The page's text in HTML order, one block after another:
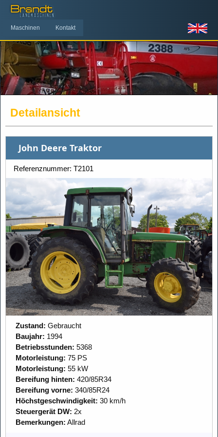
Maschinen Kontakt
Detailansicht
John Deere Traktor
Referenznummer: T2101
Zustand: Gebraucht
Baujahr: 1994
Betriebsstunden: 5368
Motorleistung: 75 PS
Motorleistung: 55 kW
Bereifung hinten: 420/85R34
Bereifung vorne: 340/85R24
Höchstgeschwindigkeit: 30 km/h
Steuergerät DW: 2x
Bemerkungen: Allrad